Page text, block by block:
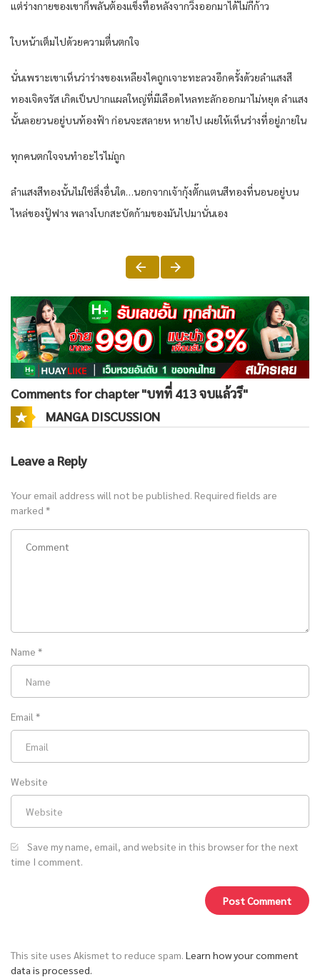
แต่​ร่างกาย​ของ​เขา​ก็​พลัน​ต้อง​แข็งทื่อ​หลังจาก​วิ่ง​ออกมา​ได้​ไม่กี่​ก้าว​
ใบหน้า​เต็มไปด้วย​ความ​ตื่นตกใจ​
นั่น​เพราะ​เขา​เห็น​ว่า​ร่าง​ของ​เหลียง​ไค​ถูก​เจาะทะลวง​อีกครั้ง​ด้วย​ลำแสง​สี
ทอง​เจิด​จรัส​ เกิด​เป็น​ปาก​แผล​ใหญ่​ที่​มีเลือด​ไหล​ทะลัก​ออกมา​ไม่หยุด​ ลำแสง​
นั้น​ลอย​วน​อยู่​บน​ท้องฟ้า​ ก่อน​จะสลาย​ห หาย​ไป เผย​ให้​เห็น​ร่าง​ที่อยู่​ภายใน​
ทุกคน​ตกใจ​จน​ทำ​อะไร​ไม่ถูก​
ลำแสง​สีทอง​นั้น​ไม่ใช่สิ่งอื่น​ใด​…นอกจาก​เจ้ากุ้ง​ตั๊กแตน​สีทอง​ที่นอน​อยู่​บน​
ไหล่​ของ​ปู้ฟาง พลาง​โบกสะบัด​ก้าม​ของ​มัน​ไปมานั่นเอง​
Comments for chapter "บทที่ 413 จบแล้วรึ"
MANGA DISCUSSION
Leave a Reply
Your email address will not be published. Required fields are
marked *
Name *
Email *
Website
Save my name, email, and website in this browser for the next
time I comment.
This site uses Akismet to reduce spam. Learn how your comment
data is processed.